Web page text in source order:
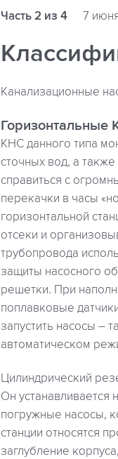
Часть 2 из 4 7
Канализационные
Горизонтальные
КНС данного типа
сточных вод, а
справиться с
перекачки в часы
горизонтальной
отсеки и
трубопровода
защиты насосного
решетки. При
поплавковые
запустить насосы –
автоматическом
Цилиндрический
Он устанавливается
погружные насосы,
станции относятся
заглубление